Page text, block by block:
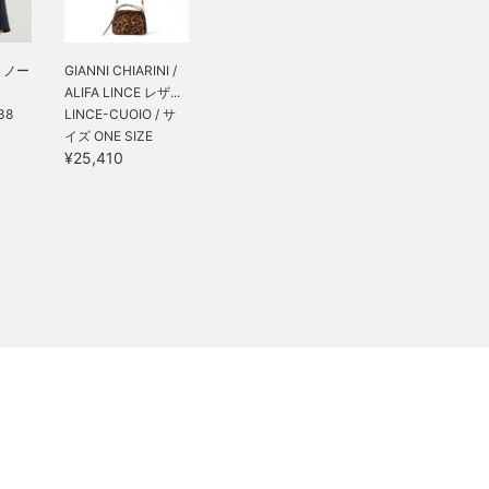
ー
GIANNI CHIARINI /
ALIFA LINCE レザ...
LINCE-CUOIO / サ
イズ ONE SIZE
¥25,410